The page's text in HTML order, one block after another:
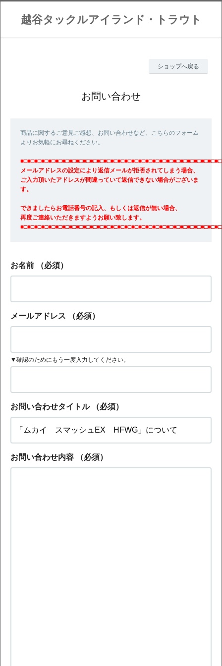
越谷タックルアイランド・トラウト
ショップへ戻る
お問い合わせ
商品に関するご意見ご感想、お問い合わせなど、こちらのフォーム
よりお気軽にお尋ねください。
■□■□■□■□■□■□■□■□■□■□■□■□■□■□■□■□■□■□■□■□■□■□■□■□■□■□■□■□■□
メールアドレスの設定により返信メールが拒否されてしまう場合、
ご入力頂いたアドレスが間違っていて返信できない場合がございま
す。
できましたらお電話番号の記入、もしくは返信が無い場合、
再度ご連絡いただきますようお願い致します。
■□■□■□■□■□■□■□■□■□■□■□■□■□■□■□■□■□■□■□■□■□■□■□■□■□■□■□■□■□
お名前 （必須）
メールアドレス （必須）
▼確認のためにもう一度入力してください。
お問い合わせタイトル （必須）
お問い合わせ内容 （必須）